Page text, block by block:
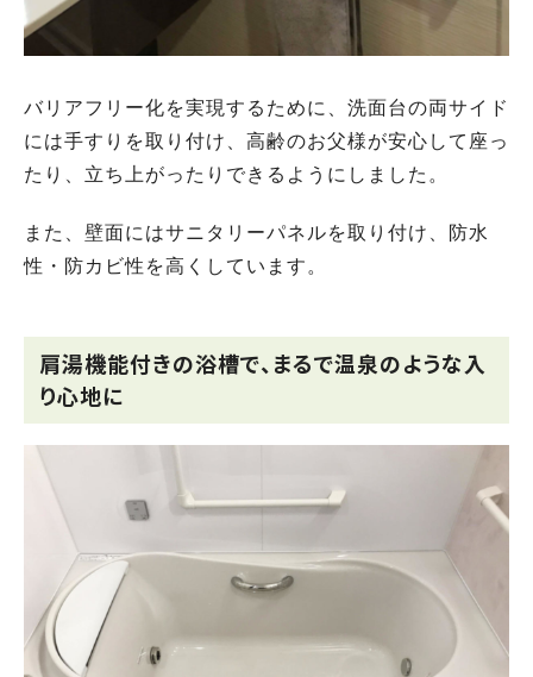
バリアフリー化を実現するために、洗面台の両サイド
には手すりを取り付け、高齢のお父様が安心して座っ
たり、立ち上がったりできるようにしました。
また、壁面にはサニタリーパネルを取り付け、防水
性・防カビ性を高くしています。
肩湯機能付きの浴槽で、まるで温泉のような入
り心地に